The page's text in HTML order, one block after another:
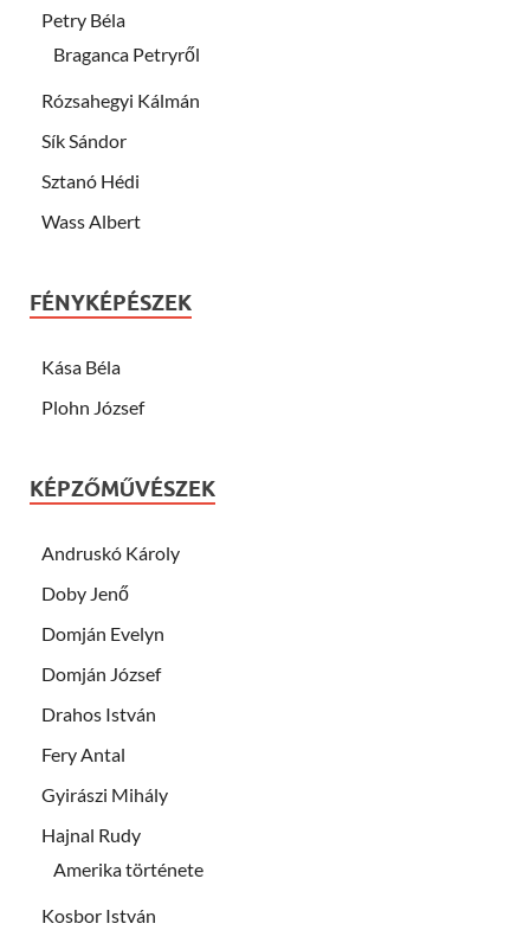
Petry Béla
Braganca Petryről
Rózsahegyi Kálmán
Sík Sándor
Sztanó Hédi
Wass Albert
FÉNYKÉPÉSZEK
Kása Béla
Plohn József
KÉPZŐMŰVÉSZEK
Andruskó Károly
Doby Jenő
Domján Evelyn
Domján József
Drahos István
Fery Antal
Gyirászi Mihály
Hajnal Rudy
Amerika története
Kosbor István